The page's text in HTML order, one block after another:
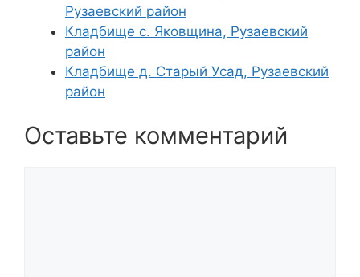
Рузаевский район
Кладбище с. Яковщина, Рузаевский
район
Кладбище д. Старый Усад, Рузаевский
район
Оставьте комментарий